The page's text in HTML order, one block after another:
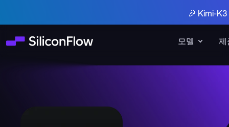
모델 제
🎉 Kimi-